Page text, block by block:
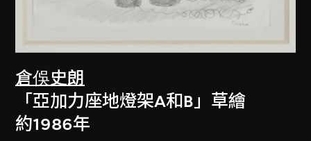
倉俁史朗
「亞加力座地燈架A和B」草繪
約1986年